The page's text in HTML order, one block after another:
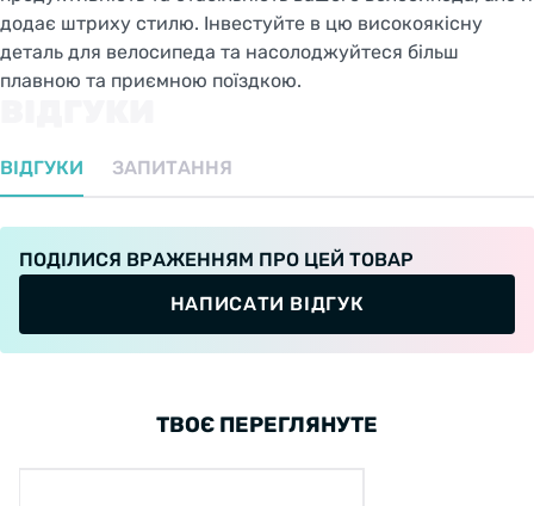
додає штриху стилю. Інвестуйте в цю високоякісну
деталь для велосипеда та насолоджуйтеся більш
плавною та приємною поїздкою.
ВІДГУКИ ЗАПИТАННЯ
ПОДІЛИСЯ ВРАЖЕННЯМ ПРО ЦЕЙ ТОВАР
НАПИСАТИ ВІДГУК
ТВОЄ ПЕРЕГЛЯНУТЕ